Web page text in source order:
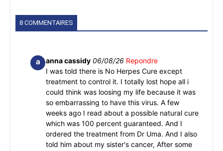
8 COMMENTAIRES
a anna cassidy 06/08/26 Repondre
I was told there is No Herpes Cure except
treatment to control it. I totally lost hope all i
could think was loosing my life because it was
so embarrassing to have this virus. A few
weeks ago I read about a possible natural cure
which was 100 percent guaranteed. And I
ordered the treatment from Dr Uma. And I also
told him about my sister's cancer, After some